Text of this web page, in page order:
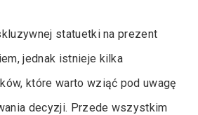
statuetki na prezent
jednak istnieje kilka
które warto wziąć pod uwagę
decyzji. Przede wszystkim